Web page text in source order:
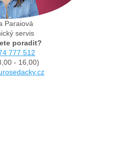
Paraiová
servis
poradit?
777 512
- 16,00)